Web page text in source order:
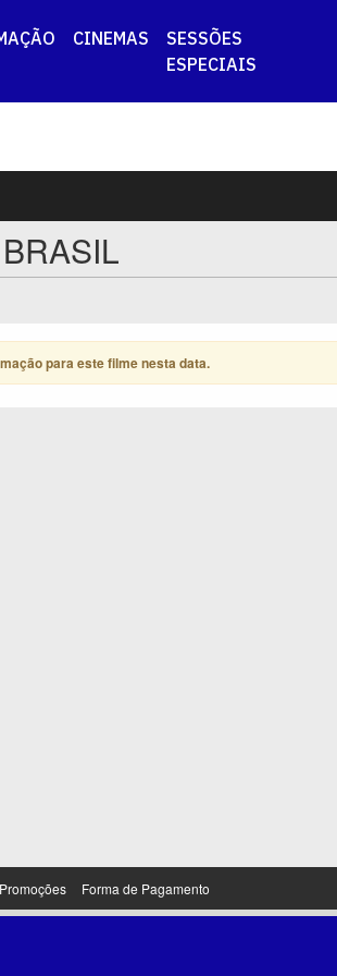
CINEMAS
SESSÕES
ESPECIAIS